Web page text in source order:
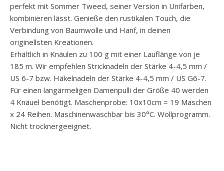
perfekt mit Sommer Tweed, seiner Version in Unifarben,
kombinieren lässt. Genieße den rustikalen Touch, die
Verbindung von Baumwolle und Hanf, in deinen
originellsten Kreationen.
Erhältlich in Knäulen zu 100 g mit einer Lauflänge von je
185 m. Wir empfehlen Stricknadeln der Stärke 4-4,5 mm /
US 6-7 bzw. Häkelnadeln der Stärke 4-4,5 mm / US G6-7.
Für einen langärmeligen Damenpulli der Größe 40 werden
4 Knäuel benötigt. Maschenprobe: 10x10cm = 19 Maschen
x 24 Reihen. Maschinenwaschbar bis 30°C. Wollprogramm.
Nicht trocknergeeignet.